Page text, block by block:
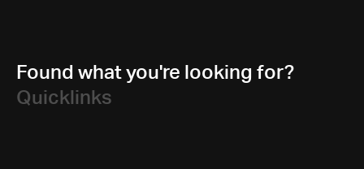
Found what you're looking for?
Quicklinks